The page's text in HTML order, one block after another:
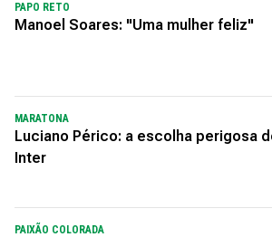
PAPO RETO
Manoel Soares: "Uma mulher feliz"
MARATONA
Luciano Périco: a escolha perigosa
Inter
PAIXÃO COLORADA